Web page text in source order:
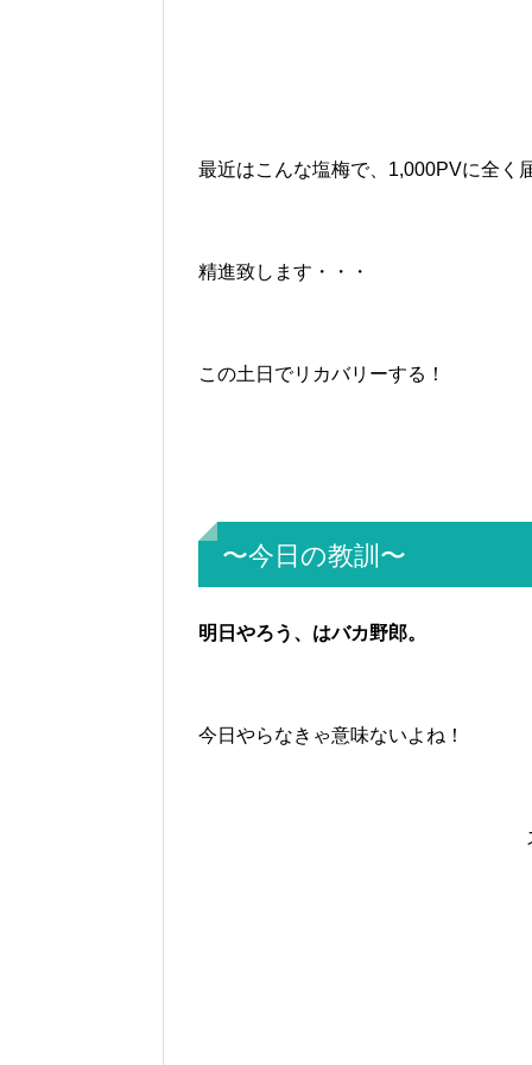
最近はこんな塩梅で、1,000PVに全く
精進致します・・・
この土日でリカバリーする！
〜今日の教訓〜
明日やろう、はバカ野郎。
今日やらなきゃ意味ないよね！